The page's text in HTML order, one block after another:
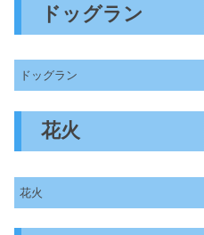
ドッグラン
ドッグラン
花火
花火